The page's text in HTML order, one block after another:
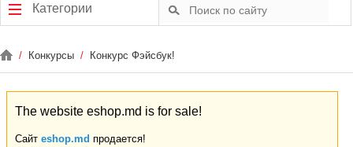
Категории
/ Конкурсы / Конкурс Фэйсбук!
The website eshop.md is for sale!
Сайт eshop.md продается!